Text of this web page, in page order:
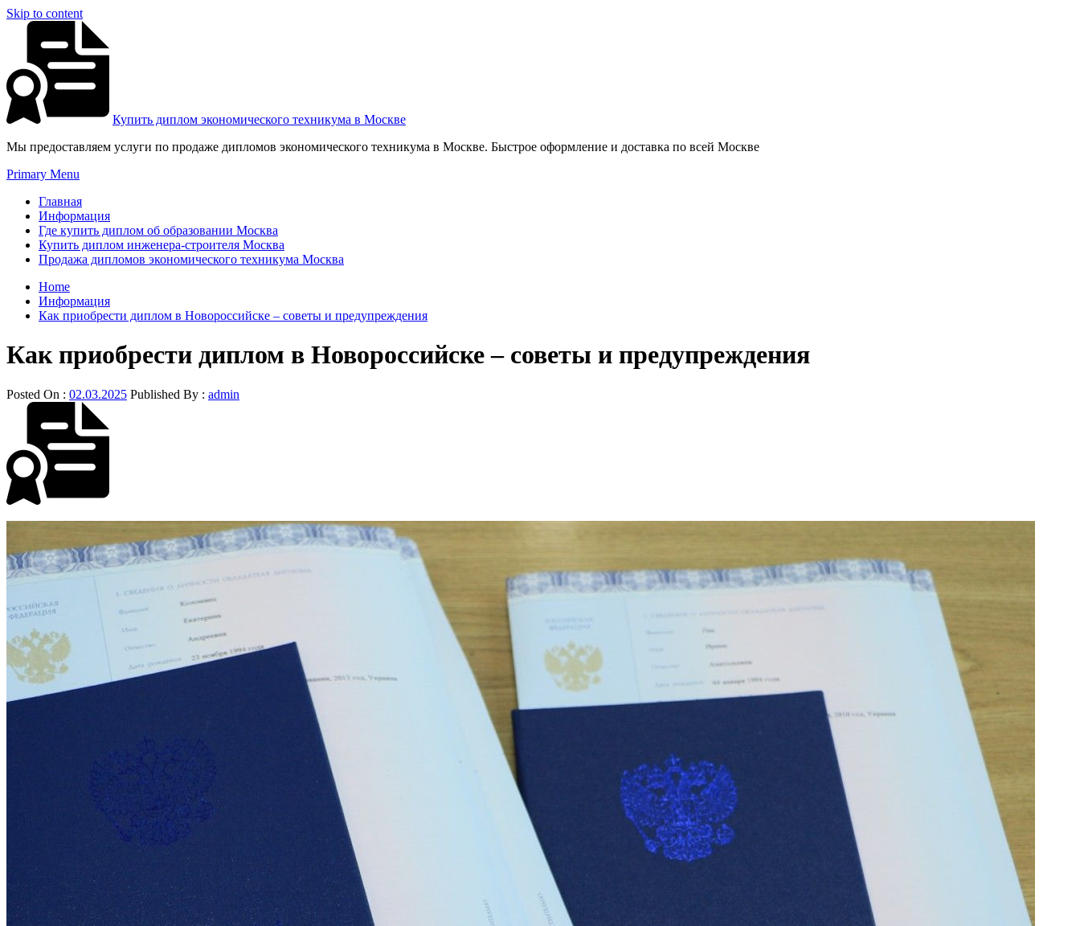
Skip to content
Купить диплом экономического техникума в Москве
Мы предоставляем услуги по продаже дипломов экономического техникума в Москве. Быстрое оформление и доставка по всей Москве
Primary Menu
Главная
Информация
Где купить диплом об образовании Москва
Купить диплом инженера-строителя Москва
Продажа дипломов экономического техникума Москва
Home
Информация
Как приобрести диплом в Новороссийске – советы и предупреждения
Как приобрести диплом в Новороссийске – советы и предупреждения
Posted On : 02.03.2025 Published By : admin